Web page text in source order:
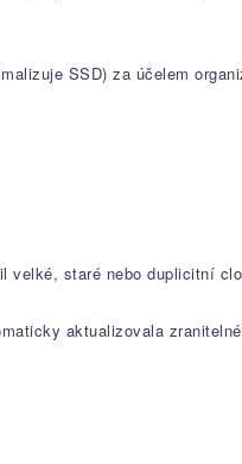
SSD) za účelem
velké, staré nebo duplicitní
aktualizovala